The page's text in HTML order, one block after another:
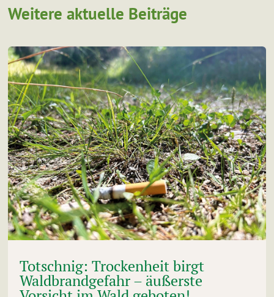
Weitere aktuelle Beiträge
Totschnig: Trockenheit birgt
Waldbrandgefahr – äußerste